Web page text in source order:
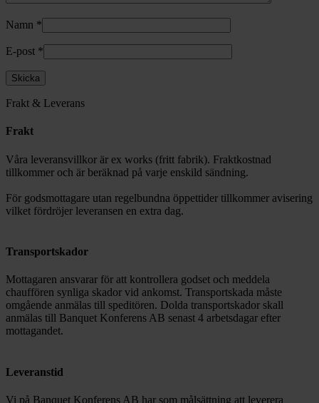
Namn *
E-post *
Frakt & Leverans
Frakt
Våra leveransvillkor är ex works (fritt fabrik). Fraktkostnad
tillkommer och är beräknad på varje enskild sändning.
För godsmottagare utan regelbundna öppettider tillkommer avisering
vilket fördröjer leveransen en extra dag.
Transportskador
Mottagaren ansvarar för att kontrollera godset och meddela
chauffören synliga skador vid ankomst. Transportskada måste
omgående anmälas till speditören. Dolda transportskador skall
anmälas till Banquet Konferens AB senast 4 arbetsdagar efter
mottagandet.
Leveranstid
Vi på Banquet Konferens AB har som målsättning att leverera